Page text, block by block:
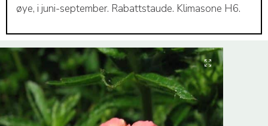
øye, i juni-september. Rabattstaude. Klimasone H6.